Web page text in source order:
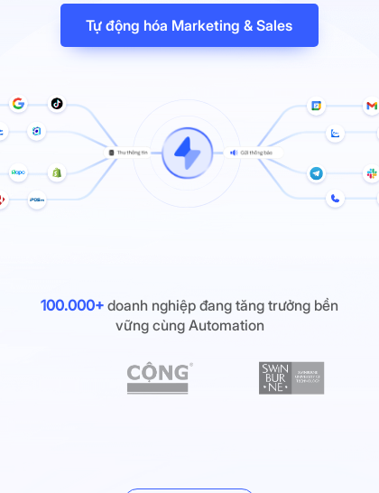
Tự động hóa Marketing & Sales
100.000+ doanh nghiệp đang tăng trưởng bền
vững cùng Automation